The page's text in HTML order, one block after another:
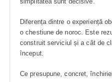
Diferența dintre o experiență
o chestiune de noroc. Este
construit serviciul și a cât de
început.
Ce presupune, concret,